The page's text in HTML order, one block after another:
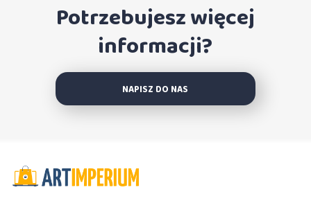
Potrzebujesz więcej
informacji?
NAPISZ DO NAS